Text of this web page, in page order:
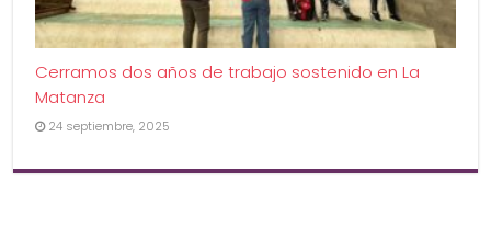
Cerramos dos años de trabajo sostenido en La
Matanza
24 septiembre, 2025